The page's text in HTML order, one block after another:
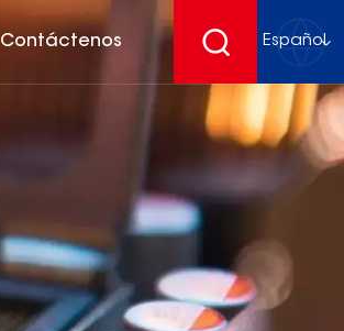
Contáctenos Español
English
Deutsch
español